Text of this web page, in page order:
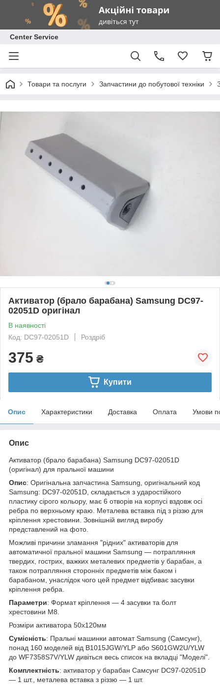
Center Service
Товари та послуги Запчастини до побутової техніки
Активатор (брало барабана) Samsung DC97-
02051D оригінал
В наявності
Код: DC97-02051D
Роздріб
375 ₴
Купити
Опис Характеристики Доставка Оплата Умови
Опис
Активатор (брало барабана) Samsung DC97-02051D
(оригінал) для пральної машини
Опис: Оригінальна запчастина Samsung, оригінальний код
Samsung: DC97-02051D, складається з ударостійкого
пластику сірого кольору, має 6 отворів на корпусі вздовж осі
ребра по верхньому краю. Металева вставка під з різзю для
кріплення хрестовини. Зовнішній вигляд виробу
представлений на фото.
Можливі причини зламання "рідних" активаторів для
автоматичної пральної машини Samsung — потрапляння
твердих, гострих, важких металевих предметів у барабан, а
також потрапляння сторонніх предметів між баком і
барабаном, унаслідок чого цей предмет відбиває засувки
кріплення ребра.
Параметри: Формат кріплення — 4 засувки та болт
хрестовини М8.
Розміри активатора 50х120мм
Сумісність: Пральні машинки автомат Samsung (Самсунг),
понад 160 моделей від B1015JGW/YLP або S601GW2U/YLW
до WF7358S7V/YLW дивіться весь список на вкладці "Моделі".
Комплектність: активатор у барабан Самсунг DC97-02051D
— 1 шт., металева вставка з різзю — 1 шт.